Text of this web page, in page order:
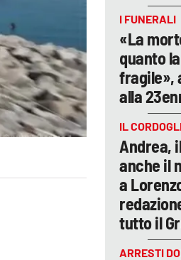
I FUNERALI
«La
quanto
fragile»,
alla
IL
Andrea,
anche il
a
tutto il
ARRESTI